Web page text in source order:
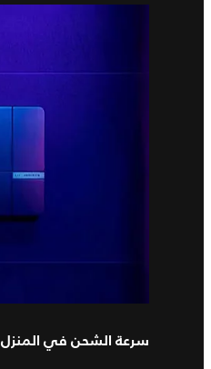
سرعة الشحن في المنزل